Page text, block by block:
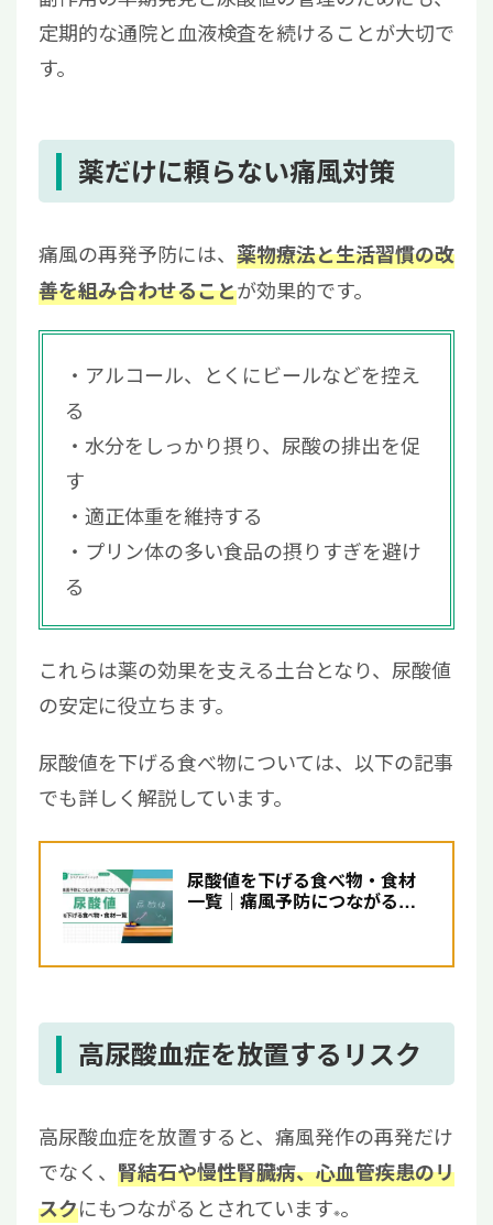
定期的な通院と血液検査を続けることが大切で
す。
薬だけに頼らない痛風対策
痛風の再発予防には、 薬物療法と生活習慣の改
善を組み合わせることが効果的です。
アルコール、とくにビールなどを控え
る
水分をしっかり摂り、尿酸の排出を促
す
適正体重を維持する
プリン体の多い食品の摂りすぎを避け
る
これらは薬の効果を支える土台となり、尿酸値
の安定に役立ちます。
尿酸値を下げる食べ物については、以下の記事
でも詳しく解説しています。
尿酸値を下げる食べ物・食材
一覧｜痛風予防につながる対
高尿酸血症を放置するリスク
高尿酸血症を放置すると、痛風発作の再発だけ
でなく、 腎結石や慢性腎臓病、心血管疾患のリ
スクにもつながるとされています※。